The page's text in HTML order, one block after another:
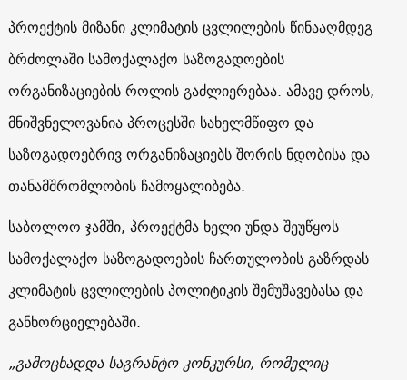
პროექტის მიზანი კლიმატის ცვლილების წინააღმდეგ
ბრძოლაში სამოქალაქო საზოგადოების
ორგანიზაციების როლის გაძლიერებაა. ამავე დროს,
მნიშვნელოვანია პროცესში სახელმწიფო და
საზოგადოებრივ ორგანიზაციებს შორის ნდობისა და
თანამშრომლობის ჩამოყალიბება.
საბოლოო ჯამში, პროექტმა ხელი უნდა შეუწყოს
სამოქალაქო საზოგადოების ჩართულობის გაზრდას
კლიმატის ცვლილების პოლიტიკის შემუშავებასა და
განხორციელებაში.
„გამოცხადდა საგრანტო კონკურსი, რომელიც